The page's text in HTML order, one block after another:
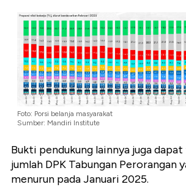
Foto: Porsi belanja masyarakat
Sumber: Mandiri Institute
Bukti pendukung lainnya juga
jumlah DPK Tabungan Perorangan
menurun pada Januari 2025.